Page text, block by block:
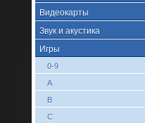
Видеокарты
Звук и акустика
Игры
0-9
A
B
C